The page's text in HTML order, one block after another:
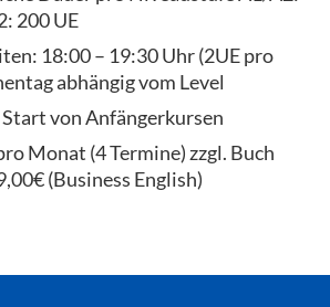
200 UE
18:00 – 19:30 Uhr (2UE pro
abhängig vom Level
von Anfängerkursen
Monat (4 Termine) zzgl. Buch
(Business English)